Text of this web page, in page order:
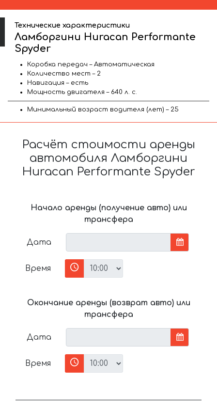
Технические характеристики
Ламборгини Huracan Performante
Spyder
Коробка передач – Автоматическая
Количество мест – 2
Навигация – есть
Мощность двигателя – 640 л. с.
Минимальный возраст водителя (лет) – 25
Расчёт стоимости аренды
автомобиля Ламборгини
Huracan Performante Spyder
Начало аренды (получение авто) или
трансфера
Дата
Время
Окончание аренды (возврат авто) или
трансфера
Дата
Время